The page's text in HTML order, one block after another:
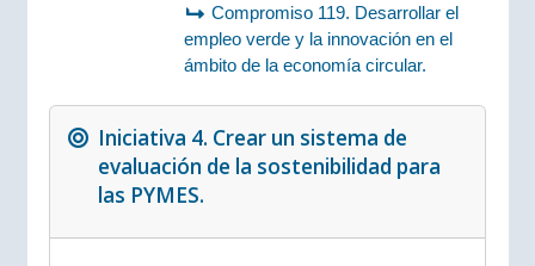
Compromiso 119. Desarrollar el
empleo verde y la innovación en el
ámbito de la economía circular.
Iniciativa 4. Crear un sistema de
evaluación de la sostenibilidad para
las PYMES.